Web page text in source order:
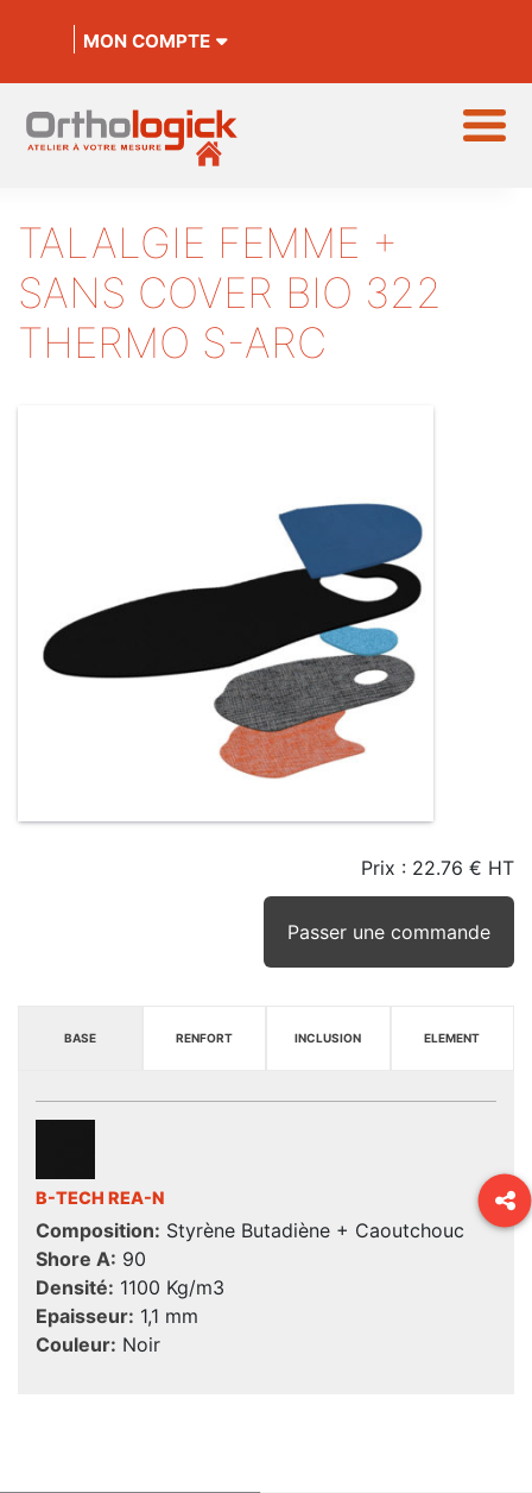
MON COMPTE
TALALGIE FEMME +
SANS COVER BIO 322
THERMO S-ARC
STOCK
Prix : 22.76 € HT
Passer une commande
BASE RENFORT INCLUSION ELEMENT
B-TECH REA-N
Composition: Styrène Butadiène + Caoutchouc
Shore A: 90
Densité: 1100 Kg/m3
Epaisseur: 1,1 mm
Couleur: Noir